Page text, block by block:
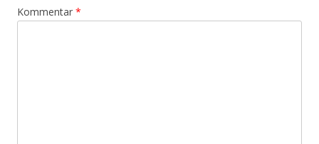
Kommentar *